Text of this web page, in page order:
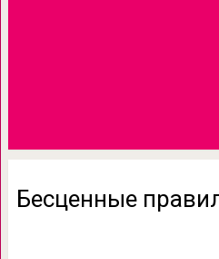
Бесценные